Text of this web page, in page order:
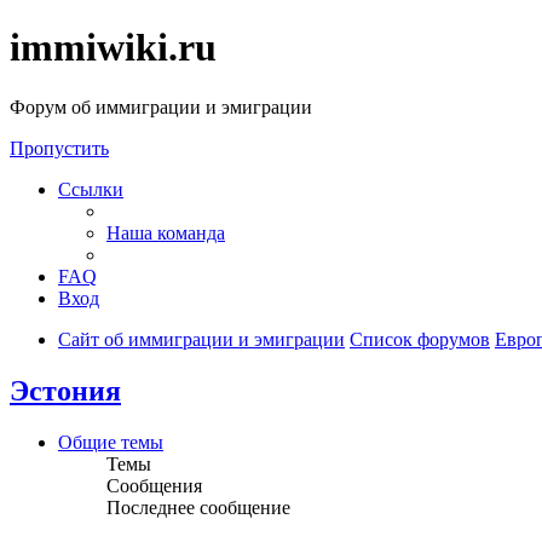
immiwiki.ru
Форум об иммиграции и эмиграции
Пропустить
Ссылки
Наша команда
FAQ
Вход
Сайт об иммиграции и эмиграции Список форумов
Эстония
Общие темы
Темы
Сообщения
Последнее сообщение